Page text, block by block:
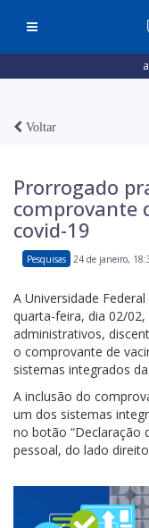
Voltar
Prorrogado
comprovante
covid-19
Pesquisas 24 de janeiro,
A Universidade
quarta-feira, dia 02/
administrativos,
o comprovante de
sistemas integrados da
A inclusão do
um dos sistemas
no botão “Declaração
pessoal, do lado